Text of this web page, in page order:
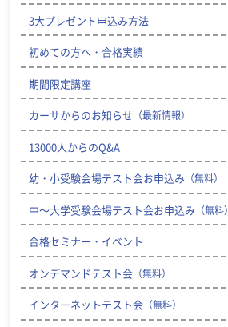
3大プレゼント申込み方法
初めての方へ・合格実績
期間限定講座
カーサからのお知らせ （最新情報）
13000人からのQ&A
幼・小受験会場テスト会お申込み （無料）
中～大学受験会場テスト会お申込み （無料）
合格セミナー・イベント
オンデマンドテスト会 （無料）
インターネットテスト会 （無料）